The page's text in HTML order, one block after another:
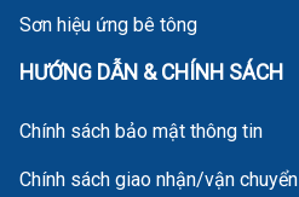
Sơn hiệu ứng bê tông
HƯỚNG DẪN & CHÍNH SÁCH
Chính sách bảo mật thông tin
Chính sách giao nhận/vận chuyển